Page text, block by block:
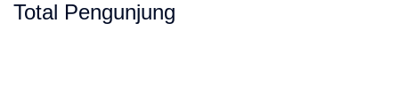
Total Pengunjung